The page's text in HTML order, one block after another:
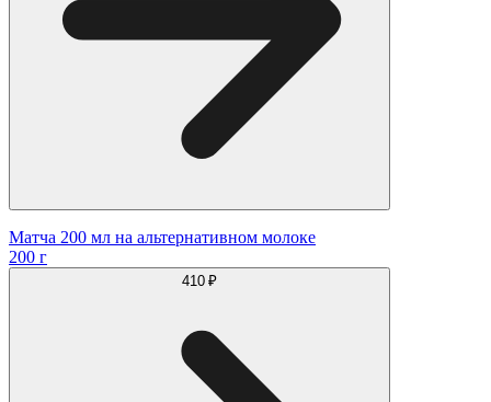
Матча 200 мл на альтернативном молоке
200 г
410 ₽